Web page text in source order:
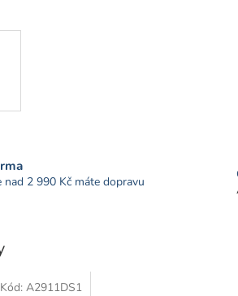
nad 2 990 Kč máte dopravu
Kód: A2911DS1